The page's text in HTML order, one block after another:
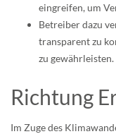
eingreifen, um
Betreiber dazu
transparent zu
zu gewährleisten.
Richtung
Im Zuge des